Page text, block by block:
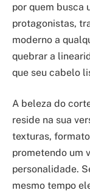
por quem busca
protagonistas,
moderno a
quebrar a
que seu cabelo
A beleza do
reside na sua
texturas,
prometendo um
personalidade.
mesmo tempo